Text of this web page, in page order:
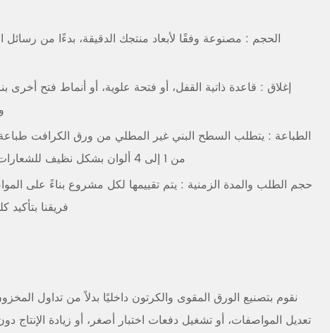
الحجم : مصنوعة وفقًا لأبعاد منتجك الدقيقة، بدءًا من
إغلاق : قاعدة ذاتية القفل، أو فتحة علوية، أو أنماط فتح
الطباعة : يتطلب السطح البني غير المطلي من ورق الكرافت
من 1 إلى 4 ألوان بشكل نظيف للشعارات ورسائل العلامة التجارية
حجم الطلب والمدة الزمنية : يتم تقييمها لكل مشروع بناءً على
فريقنا بتأكيد
نقوم بتصنيع الورق المقوى والكرتون داخليًا بدلاً من تداول
تعديل المواصفات، أو تشغيل دفعات اختبار أصغر، أو زيادة